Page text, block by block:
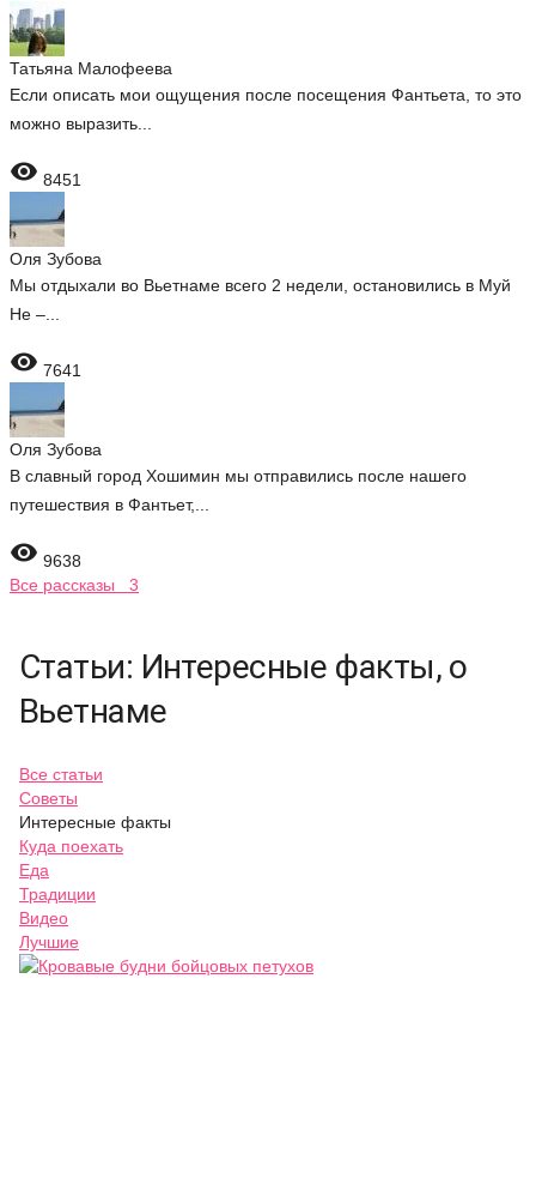
Татьяна Малофеева
Если описать мои ощущения после посещения Фантьета, то это
можно выразить...
 8451
Оля Зубова
Мы отдыхали во Вьетнаме всего 2 недели, остановились в Муй
Не –...
 7641
Оля Зубова
В славный город Хошимин мы отправились после нашего
путешествия в Фантьет,...
 9638
Все рассказы 3
Статьи: Интересные факты, о
Вьетнаме
Все статьи
Советы
Интересные факты
Куда поехать
Еда
Традиции
Видео
Лучшие